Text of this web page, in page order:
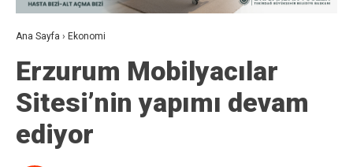
Ana Sayfa › Ekonomi
Erzurum Mobilyacılar
Sitesi’nin yapımı devam
ediyor